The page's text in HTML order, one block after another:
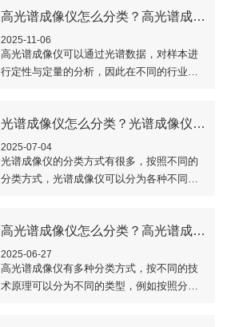
了简要的..
高光谱成像仪怎么分类？高光谱成像仪的分类
2025-11-06
高光谱成像仪可以通过光谱数据，对样本进
行定性与定量的分析，因此在不同的行业有
型。本文..
光谱成像仪怎么分类？光谱成像仪的分类
2025-07-04
光谱成像仪的分类方式有很多，按照不同的
分类方式，光谱成像仪可以分为各种不同的
高光谱成像仪怎么分类？高光谱成像仪的分类
2025-06-27
高光谱成像仪有多种分类方式，按不同的技
术原理可以分为不同的类型，例如按照分光